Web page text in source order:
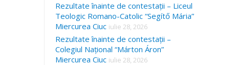
:Rezultate înainte de contestații – Liceul
Teologic Romano-Catolic “Segítő Mária”
Miercurea Ciuc iulie 28, 2026
Rezultate înainte de contestații –
Colegiul Național “Márton Áron”
Miercurea Ciuc iulie 28, 2026